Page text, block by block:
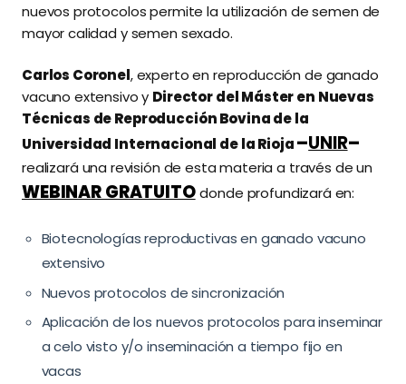
nuevos protocolos permite la utilización de semen de
mayor calidad y semen sexado.
Carlos Coronel, experto en reproducción de ganado
vacuno extensivo y Director del Máster en Nuevas
Técnicas de Reproducción Bovina de la
Universidad Internacional de la Rioja–UNIR–
realizará una revisión de esta materia a través de un
WEBINAR GRATUITO donde profundizará en:
Biotecnologías reproductivas en ganado vacuno
extensivo
Nuevos protocolos de sincronización
Aplicación de los nuevos protocolos para inseminar
a celo visto y/o inseminación a tiempo fijo en
vacas